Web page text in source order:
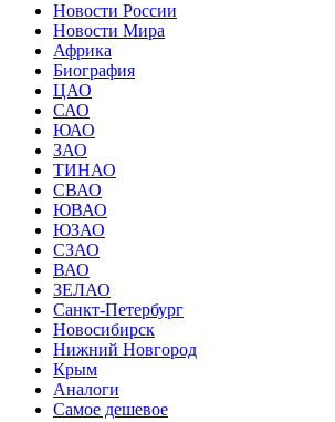
Новости России
Новости Мира
Африка
Биография
ЦАО
САО
ЮАО
ЗАО
ТИНАО
СВАО
ЮВАО
ЮЗАО
СЗАО
ВАО
ЗЕЛАО
Санкт-Петербург
Новосибирск
Нижний Новгород
Крым
Аналоги
Самое дешевое